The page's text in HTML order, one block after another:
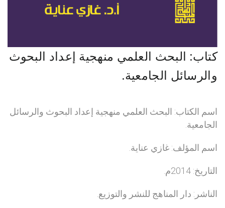
كتاب: البحث العلمي منهجية إعداد البحوث
والرسائل الجامعية.
اسم الكتاب: البحث العلمي منهجية إعداد البحوث والرسائل
الجامعية.
اسم المؤلف: غازي عناية.
التاريخ: 2014م.
الناشر: دار المناهج للنشر والتوزيع.